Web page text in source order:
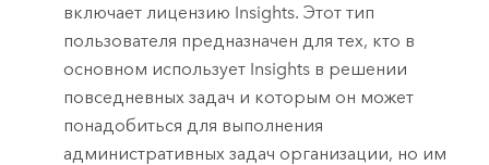
включает лицензию Insights. Этот тип
пользователя предназначен для тех, кто в
основном использует Insights в решении
повседневных задач и которым он может
понадобиться для выполнения
административных задач организации, но им